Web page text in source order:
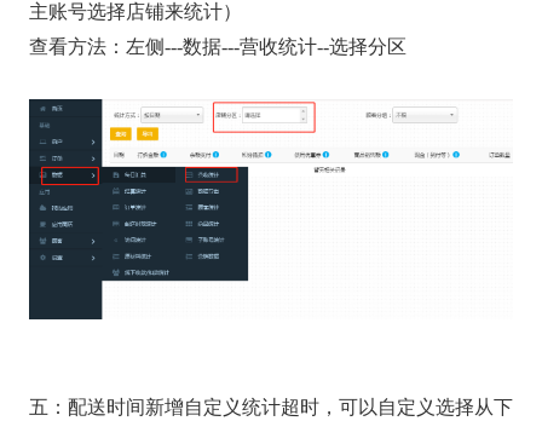
主账号选择店铺来统计）
查看方法：左侧---数据---营收统计--选择分区
五：配送时间新增自定义统计超时，可以自定义选择从下